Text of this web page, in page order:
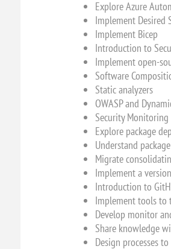
Explore Azure
Implement Desired
Implement Bicep
Introduction to
Implement open-
Software
Static analyzers
OWASP and
Security Monitoring
Explore package
Understand
Migrate
Implement a
Introduction to
Implement tools to
Develop monitor
Share knowledge
Design processes